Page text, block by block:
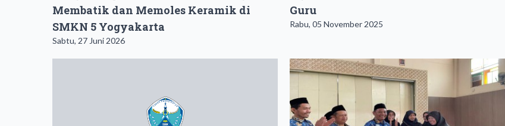
Membatik dan Memoles Keramik di
SMKN 5 Yogyakarta
Sabtu, 27 Juni 2026
Guru
Rabu, 05 November 2025